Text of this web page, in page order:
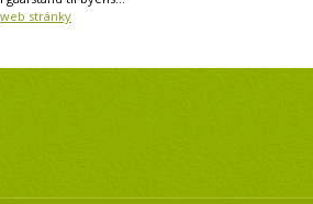
web stránky